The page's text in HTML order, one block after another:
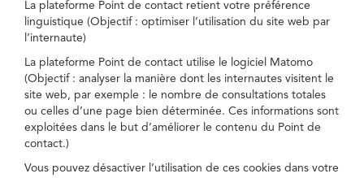
La plateforme Point de contact retient votre préférence
linguistique (Objectif : optimiser l’utilisation du site web par
l’internaute)
La plateforme Point de contact utilise le logiciel Matomo
(Objectif : analyser la manière dont les internautes visitent le
site web, par exemple : le nombre de consultations totales
ou celles d’une page bien déterminée. Ces informations sont
exploitées dans le but d’améliorer le contenu du Point de
contact.)
Vous pouvez désactiver l’utilisation de ces cookies dans votre